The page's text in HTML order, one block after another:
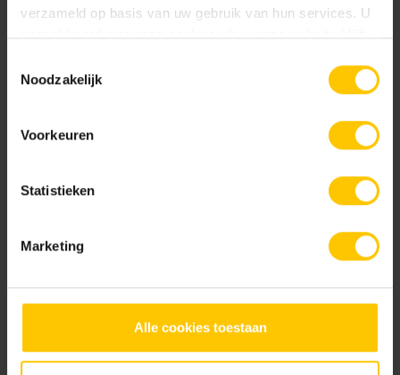
verzameld op basis van uw gebruik van hun services. U
gaat akkoord met onze cookies als u onze website blijft
Noodzakelijk
Voorkeuren
Statistieken
Marketing
Alle cookies toestaan
Alpage